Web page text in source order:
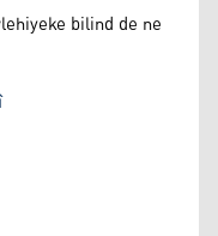
bilind de ne